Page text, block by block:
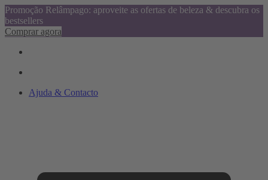
Promoção Relâmpago: aproveite as ofertas de beleza & descubra os
bestsellers
Comprar agora
Ajuda & Contacto